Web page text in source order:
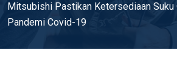
Mitsubishi Pastikan Ketersediaan Suku
Pandemi Covid-19